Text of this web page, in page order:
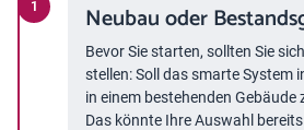
Neubau oder
Bevor Sie starten, sollten Sie
stellen: Soll das smarte System
in einem bestehenden Gebäude
Das könnte Ihre Auswahl